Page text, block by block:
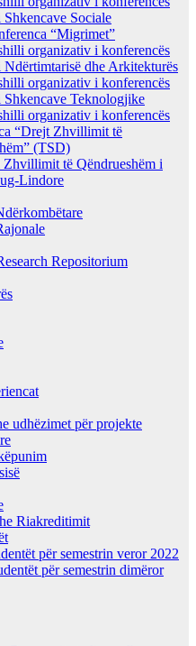
Sociale
“Migrimet”
organizativ i konferencës
dhe Arkitekturës
organizativ i konferencës
Teknologjike
organizativ i konferencës
“Drejt Zhvillimit të
(TSD)
të Qëndrueshëm i
Lindore
Repositorium
udhëzimet për projekte
Riakreditimit
për semestrin veror 2022
për semestrin dimëror